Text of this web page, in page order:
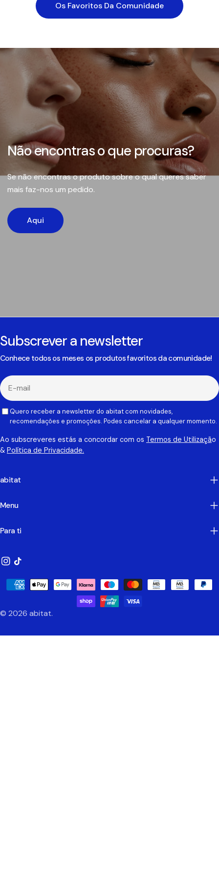
Os Favoritos Da Comunidade
Não encontras o que procuras?
Se não encontras o produto sobre o qual queres saber
mais faz-nos um pedido.
Aqui
Subscrever a newsletter
Conhece todos os meses os produtos favoritos da comunidade!
E-
mail
Quero receber a newsletter do abitat com novidades,
recomendações e promoções. Podes cancelar a qualquer momento.
Ao subscreveres estás a concordar com os Termos de Utilização
& Política de Privacidade.
abitat
Menu
Para ti
Instagram
TikTok
© 2026 abitat.
Métodos
Pagamento